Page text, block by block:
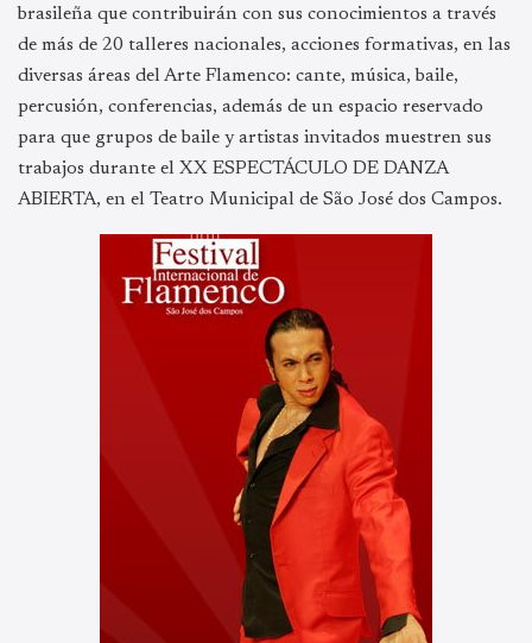
brasileña que contribuirán con sus conocimientos a través
de más de 20 talleres nacionales, acciones formativas, en las
diversas áreas del Arte Flamenco: cante, música, baile,
percusión, conferencias, además de un espacio reservado
para que grupos de baile y artistas invitados muestren sus
trabajos durante el XX ESPECTÁCULO DE DANZA
ABIERTA, en el Teatro Municipal de São José dos Campos.